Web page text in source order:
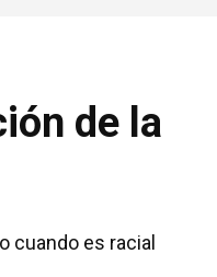
de la
cuando es racial